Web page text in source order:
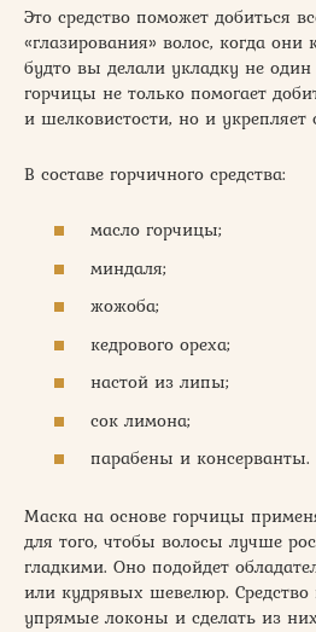
Это средство поможет добиться
«глазирования» волос, когда
будто вы делали укладку не
горчицы не только помогает
и шелковистости, но и укрепляет
В составе горчичного средства:
масло горчицы;
миндаля;
жожоба;
кедрового ореха;
настой из липы;
сок лимона;
парабены и консерванты.
Маска на основе горчицы
для того, чтобы волосы лучше
гладкими. Оно подойдет
или кудрявых шевелюр.
упрямые локоны и сделать из